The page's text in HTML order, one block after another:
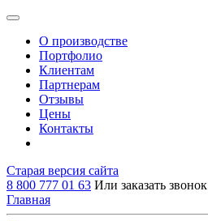
О производстве
Портфолио
Клиентам
Партнерам
Отзывы
Цены
Контакты
Старая версия сайта
8 800 777 01 63 Или заказать звонок
Главная